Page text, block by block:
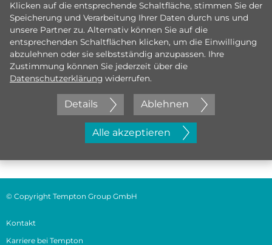
Jetzt initiativ bewerben
Klicken auf die entsprechende Schaltfläche, stimmen Sie der
Speicherung und Verarbeitung Ihrer Daten durch uns und
unsere Partner zu. Alternativ können Sie auf die
entsprechenden Schaltflächen klicken, um die Einwilligung
abzulehnen oder sie selbstständig anzupassen. Ihre
Zustimmung können Sie jederzeit über die
Datenschutzerklärung widerrufen.
Details Ablehnen
Alle akzeptieren
© Copyright Tempton Group GmbH
Kontakt
Karriere bei Tempton